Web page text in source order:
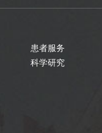
患者服务
科学研究